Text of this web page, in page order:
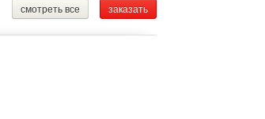
смотреть все заказать